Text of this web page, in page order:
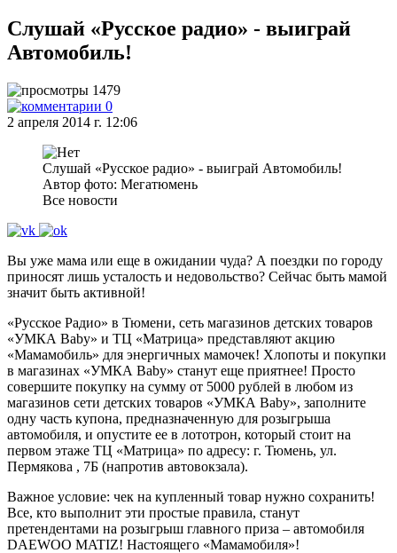
Слушай «Русское радио» - выиграй
Автомобиль!
1479
0
2 апреля 2014 г. 12:06
Слушай «Русское радио» - выиграй Автомобиль!
Автор фото: Мегатюмень
Все новости
Вы уже мама или еще в ожидании чуда? А поездки по городу
приносят лишь усталость и недовольство? Сейчас быть мамой
значит быть активной!
«Русское Радио» в Тюмени, сеть магазинов детских товаров
«УМКА Baby» и ТЦ «Матрица» представляют акцию
«Мамамобиль» для энергичных мамочек! Хлопоты и покупки
в магазинах «УМКА Baby» станут еще приятнее! Просто
совершите покупку на сумму от 5000 рублей в любом из
магазинов сети детских товаров «УМКА Baby», заполните
одну часть купона, предназначенную для розыгрыша
автомобиля, и опустите ее в лототрон, который стоит на
первом этаже ТЦ «Матрица» по адресу: г. Тюмень, ул.
Пермякова , 7Б (напротив автовокзала).
Важное условие: чек на купленный товар нужно сохранить!
Все, кто выполнит эти простые правила, станут
претендентами на розыгрыш главного приза – автомобиля
DAEWOO MATIZ! Настоящего «Мамамобиля»!